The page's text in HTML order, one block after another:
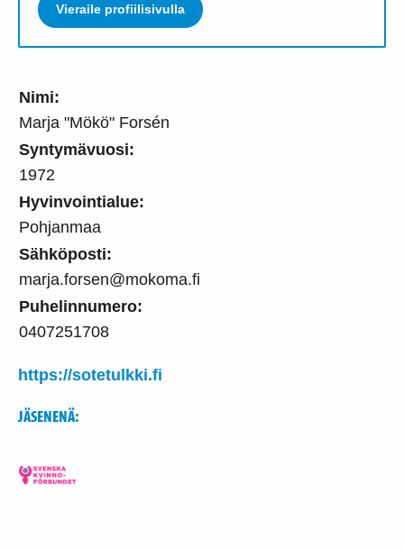
Nimi:
Marja "Mökö" Forsén
Syntymävuosi:
1972
Hyvinvointialue:
Pohjanmaa
Sähköposti:
marja.forsen@mokoma.fi
Puhelinnumero:
0407251708
https://sotetulkki.fi
JÄSENENÄ:
Vieraile profiilisivulla